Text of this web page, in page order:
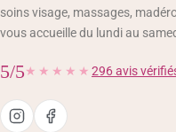
soins visage, massages,
vous accueille du lundi au
5/5★★★★★ 296 avis